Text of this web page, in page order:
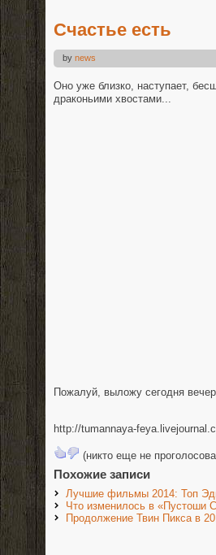
Счастье есть
by news
Оно уже близко, наступает,
драконьими хвостами...
Пожалуй, выложу сегодня
http://tumannaya-
(никто еще не
Похожие записи
Лучшие фильмы 2014: Топ
Что изменилось в «Пустоши
Продолжение Твин Пикса в